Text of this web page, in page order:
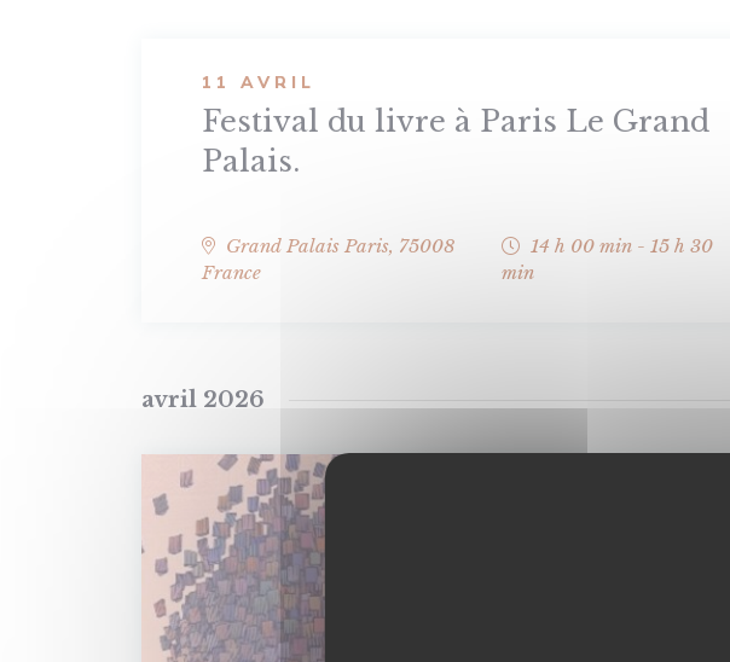
11 AVRIL
Festival du livre à Paris Le Grand
Palais.
Grand Palais Paris, 75008
France
14 h 00 min - 15 h 30
min
avril 2026